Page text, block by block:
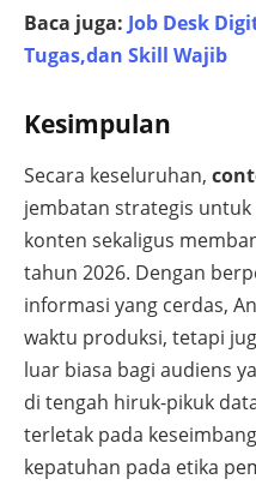
Baca juga: Job Desk
Tugas,dan Skill Wajib
Kesimpulan
Secara keseluruhan,
jembatan strategis untuk
konten sekaligus
tahun 2026. Dengan
informasi yang cerdas,
waktu produksi, tetapi
luar biasa bagi audiens
di tengah hiruk-pikuk
terletak pada
kepatuhan pada etika